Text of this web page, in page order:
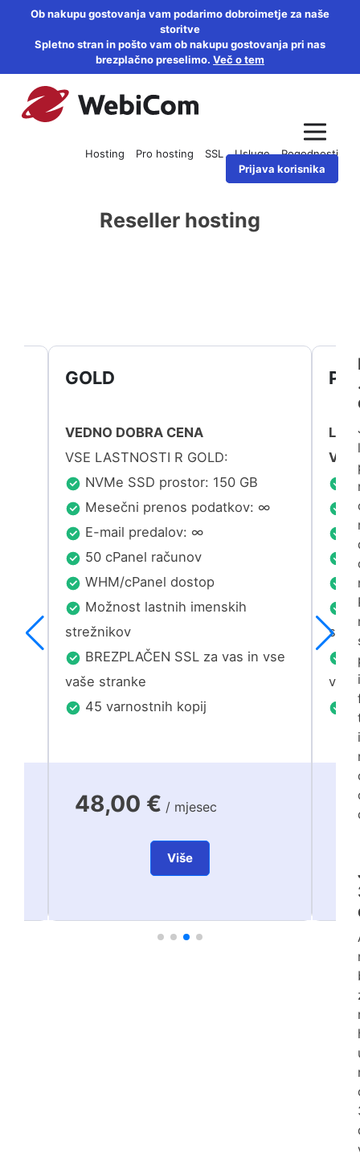
Ob nakupu gostovanja vam podarimo dobroimetje za naše
storitve
Spletno stran in pošto vam ob nakupu gostovanja pri nas
brezplačno preselimo. Več o tem
Hosting Pro hosting SSL Usluge
Pogodnosti
Prijava korisnika
Reseller hosting
GOLD
VEDNO DOBRA CENA
VSE LASTNOSTI R GOLD:
NVMe SSD prostor: 150 GB
Mesečni prenos podatkov: ∞
E-mail predalov: ∞
50 cPanel računov
WHM/cPanel dostop
Možnost lastnih imenskih
strežnikov
BREZPLAČEN SSL za vas in vse
vaše stranke
45 varnostnih kopij
48,00 € / mjesec
Više
Vse
i